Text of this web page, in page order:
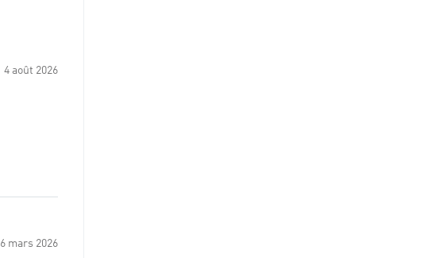
4 août 2026
6 mars 2026